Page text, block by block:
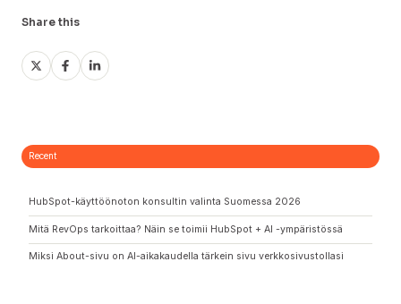
Share this
Share
on
Share
on
Share
on
Recent
HubSpot-käyttöönoton konsultin valinta Suomessa 2026
Mitä RevOps tarkoittaa? Näin se toimii HubSpot + AI -ympäristössä
Miksi About-sivu on AI-aikakaudella tärkein sivu verkkosivustollasi